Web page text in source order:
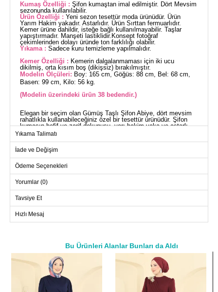
Kumaş Özelliği : Şifon kumaştan imal edilmiştir. Dört Mevsim
sezonunda kullanılabilir.
Ürün Özelliği : Yeni sezon tesettür moda ürünüdür. Ürün
Yarım Hakim yakadır. Astarlıdır. Ürün Sırttan fermuarlıdır.
Kemer ürüne dahildir, isteğe bağlı kullanılmayabilir. Taşlar
yapıştırmadır. Manşeti lastiklidir.Konsept fotoğraf
çekimlerinden dolayı üründe ton farklılığı olabilir.
Yıkama : Sadece kuru temizleme yapılmalıdır.
Kemer Özelliği : Kemerin dalgalanmaması için iki ucu
dikilmiş, orta kısım boş (dikişsiz) bırakılmıştır.
Modelin Ölçüleri: Boy: 165 cm, Göğüs: 88 cm, Bel: 68 cm,
Basen: 99 cm, Kilo: 56 kg.
(Modelin üzerindeki ürün 38 bedendir.)
Elegan bir seçim olan Gümüş Taşlı Şifon Abiye, dört mevsim
rahatlıkla kullanabileceğiniz özel bir tesettür ürünüdür. Şifon
kumaşın hafif ve zarif dokunuşu, yarı hakim yaka ve astarlı
yapısı ile konforu öne çıkarır. Sırttan fermuarlı tasarımı kolay
kullanılmayabilir ve iki ucu dikilerek dalgalanmanın önüne
geçilmiştir. Manşetler elastik yapıdadır ve taş detaylar parlak
bir görünüm sağlar.
Beden
Göğüs
Boy
46
104
139
48
Yıkama Talimatı
İade ve Değişim
Ödeme Seçenekleri
Yorumlar (0)
Tavsiye Et
Hızlı Mesaj
Bu Ürünleri Alanlar Bunları da Aldı
a>